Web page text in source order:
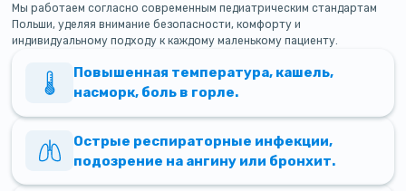
Мы работаем согласно современным педиатрическим стандартам
Польши, уделяя внимание безопасности, комфорту и
индивидуальному подходу к каждому маленькому пациенту.
Повышенная температура, кашель,
насморк, боль в горле.
Острые респираторные инфекции,
подозрение на ангину или бронхит.